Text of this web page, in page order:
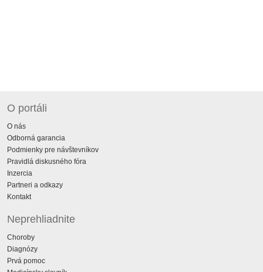
O portáli
O nás
Odborná garancia
Podmienky pre návštevníkov
Pravidlá diskusného fóra
Inzercia
Partneri a odkazy
Kontakt
Neprehliadnite
Choroby
Diagnózy
Prvá pomoc